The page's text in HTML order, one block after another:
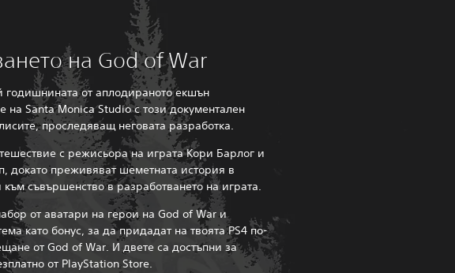
на God of War
годишнината от аплодираното екшън
на Santa Monica Studio с този документален
проследяващ неговата разработка.
с режисьора на играта Кори Барлог и
докато преживяват шеметната история в
съвършенство в разработването на играта.
от аватари на герои на God of War и
като бонус, за да придадат на твоята PS4 по-
от God of War. И двете са достъпни за
от PlayStation Store.